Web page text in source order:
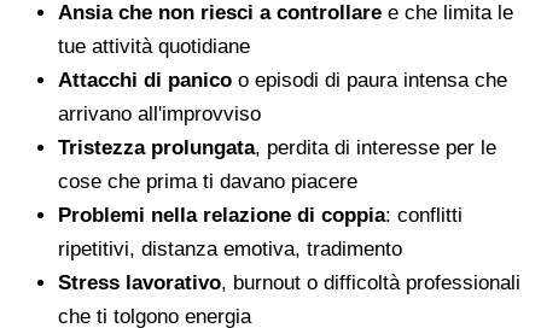
Ansia che non riesci a controllare e che limita le
tue attività quotidiane
Attacchi di panico o episodi di paura intensa che
arrivano all'improvviso
Tristezza prolungata, perdita di interesse per le
cose che prima ti davano piacere
Problemi nella relazione di coppia: conflitti
ripetitivi, distanza emotiva, tradimento
Stress lavorativo, burnout o difficoltà professionali
che ti tolgono energia